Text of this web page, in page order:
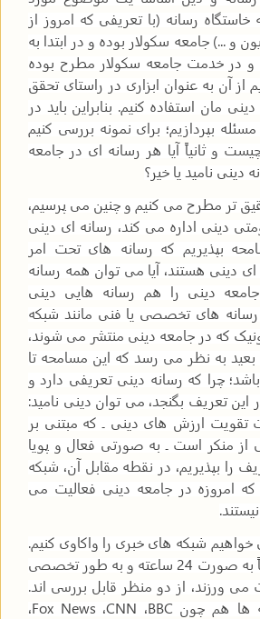
رسانه (با تعریفی که امروز از
و ...) جامعه سکولار بوده و در ابتدا به
و در خدمت جامعه سکولار مطرح بوده
آن به عنوان ابزاری در راستای تحقق
مان استفاده کنیم. بنابراین باید در
بپردازیم؛ برای نمونه بررسی کنیم
و ثانیاً آیا هر رسانه ای در جامعه
دینی نامید یا خیر؟
تر مطرح می کنیم و چنین می پرسیم،
دینی اداره می کند، رسانه ای دینی
بپذیریم که رسانه های تحت امر
دینی هستند، آیا می توان همه رسانه
دینی را هم رسانه هایی دینی
رسانه های تخصصی یا فنی مانند شبکه
که در جامعه دینی منتشر می شوند،
بعید به نظر می رسد که این مسامحه تا
چرا که رسانه دینی تعریفی دارد و
این تعریف بگنجد، می توان دینی نامید:
تقویت ارزش های دینی ـ که مبتنی بر
از منکر است ـ به صورتی فعال و پویا
را بپذیریم، در نقطه مقابل آن، شبکه
امروزه در جامعه دینی فعالیت می
شبکه های خبری را واکاوی کنیم.
این شبکه ها که الزاماً به صورت 24 ساعته و به طور تخصصی
می ورزند، از دو منظر قابل بررسی اند.
ها هم چون BBC، CNN، Fox News،